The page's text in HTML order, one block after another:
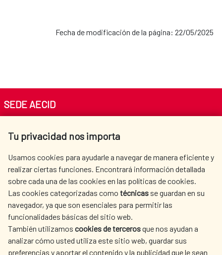
Fecha de modificación de la página: 22/05/2025
Tu privacidad nos importa
Usamos cookies para ayudarle a navegar de manera eficiente y
realizar ciertas funciones. Encontrará información detallada
sobre cada una de las cookies en las políticas de cookies.
Las cookies categorizadas como técnicas se guardan en su
navegador, ya que son esenciales para permitir las
funcionalidades básicas del sitio web.
También utilizamos cookies de tercerosque nos ayudan a
analizar cómo usted utiliza este sitio web, guardar sus
preferencias y aportar el contenido y la publicidad que le sean
SEDE AECID
Tel. +34 900 20 30 54​​​​​​​
AECID
WHERE DO WE COOPERATE?
SPANISH HUMANITARIAN
ACTION
PRESS ROOM
CULTURE AND SCIENCE LIBRARY